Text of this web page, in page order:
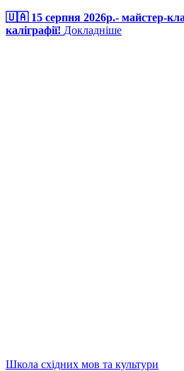
🇺🇦 15 серпня 2026р.- майстер-
каліграфії! Докладніше
Школа східних мов та культури